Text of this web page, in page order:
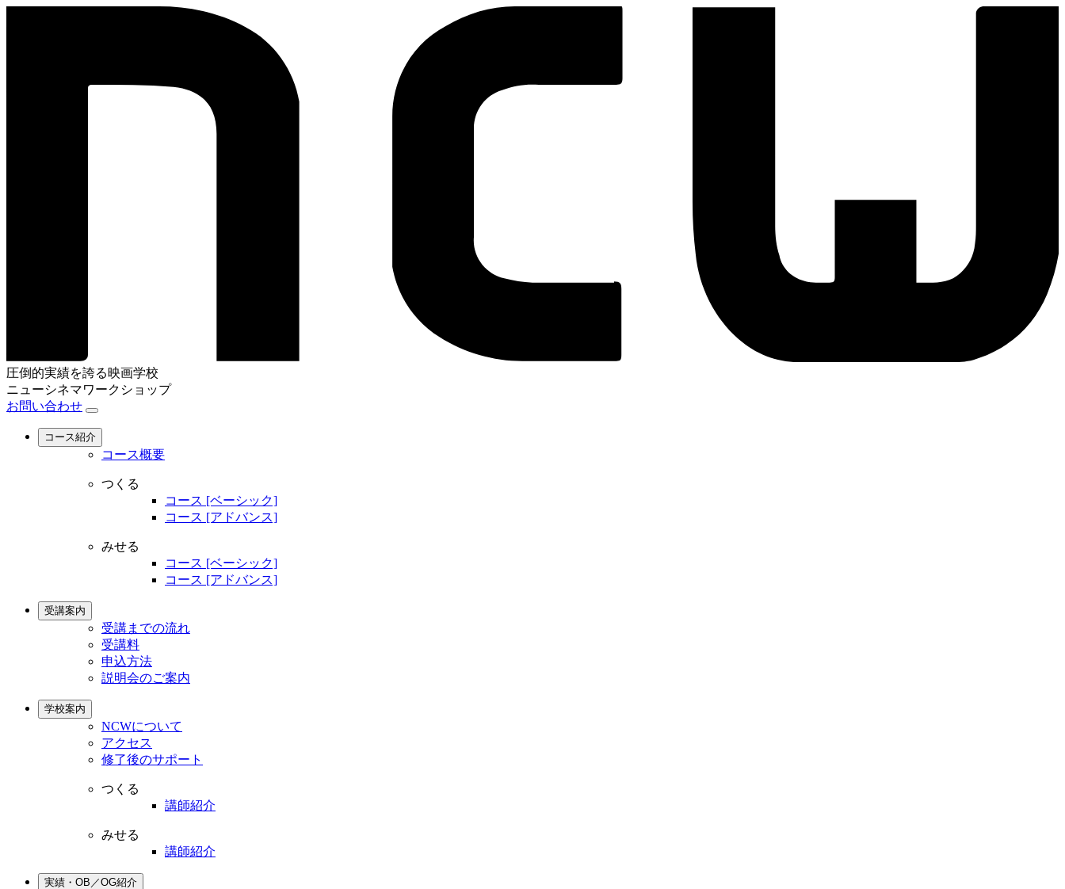
圧倒的実績を誇る映画学校
ニューシネマワークショップ
お問い合わせ
コース紹介
コース概要
つくる
コース [ベーシック]
コース [アドバンス]
みせる
コース [ベーシック]
コース [アドバンス]
受講案内
受講までの流れ
受講料
申込方法
説明会のご案内
学校案内
NCWについて
アクセス
修了後のサポート
つくる
講師紹介
みせる
講師紹介
実績・OB／OG紹介